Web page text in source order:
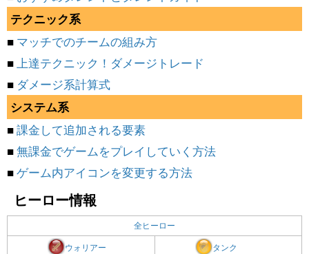
テクニック系
■ マッチでのチームの組み方
■上達テクニック！ダメージトレード
■ ダメージ系計算式
システム系
■課金して追加される要素
■無課金でゲームをプレイしていく方法
■ゲーム内アイコンを変更する方法
ヒーロー情報
全ヒーロー
ウォリアー
タンク